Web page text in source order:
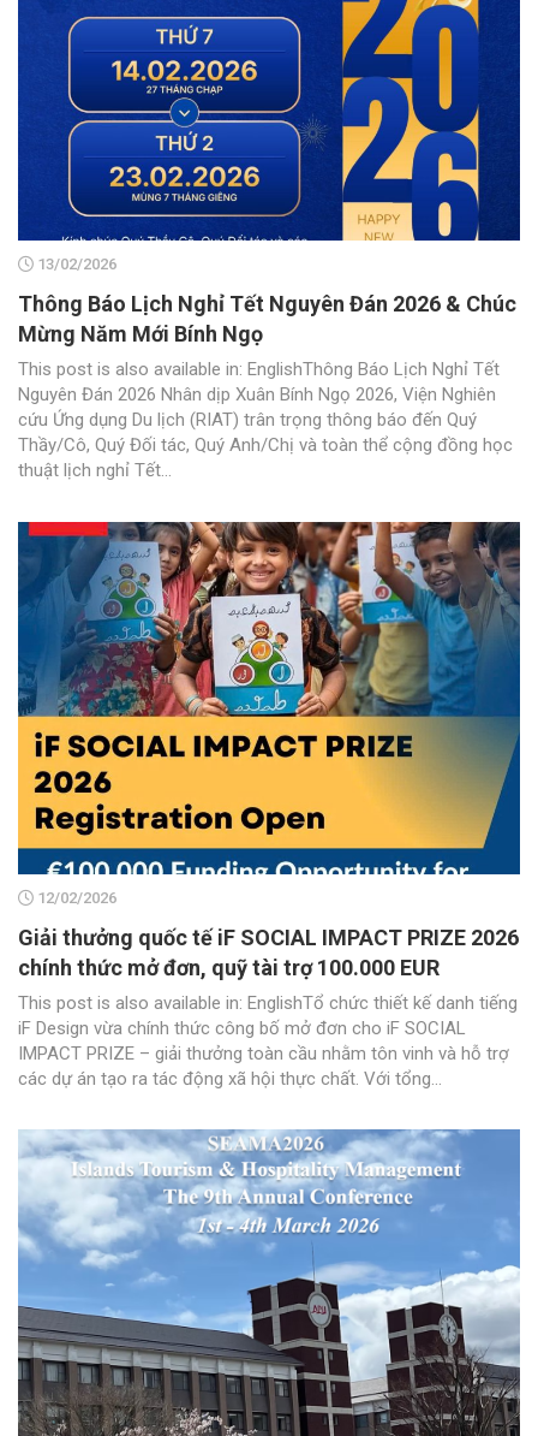
13/02/2026
Thông Báo Lịch Nghỉ Tết Nguyên Đán 2026 & Chúc
Mừng Năm Mới Bính Ngọ
This post is also available in: EnglishThông Báo Lịch Nghỉ Tết
Nguyên Đán 2026 Nhân dịp Xuân Bính Ngọ 2026, Viện Nghiên
cứu Ứng dụng Du lịch (RIAT) trân trọng thông báo đến Quý
Thầy/Cô, Quý Đối tác, Quý Anh/Chị và toàn thể cộng đồng học
thuật lịch nghỉ Tết...
12/02/2026
Giải thưởng quốc tế iF SOCIAL IMPACT PRIZE 2026
chính thức mở đơn, quỹ tài trợ 100.000 EUR
This post is also available in: EnglishTổ chức thiết kế danh tiếng
iF Design vừa chính thức công bố mở đơn cho iF SOCIAL
IMPACT PRIZE – giải thưởng toàn cầu nhằm tôn vinh và hỗ trợ
các dự án tạo ra tác động xã hội thực chất. Với tổng...